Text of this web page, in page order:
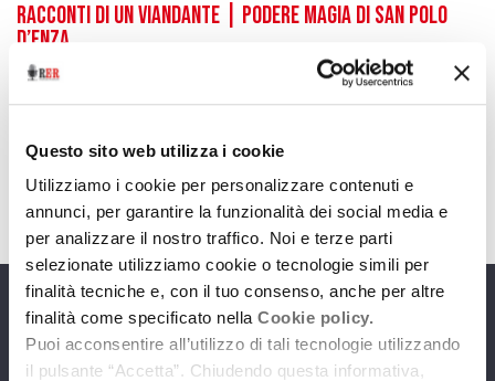
Questo sito web utilizza i cookie
Utilizziamo i cookie per personalizzare contenuti e
annunci, per garantire la funzionalità dei social media e
per analizzare il nostro traffico. Noi e terze parti
selezionate utilizziamo cookie o tecnologie simili per
finalità tecniche e, con il tuo consenso, anche per altre
finalità come specificato nella Cookie policy.
Puoi acconsentire all’utilizzo di tali tecnologie utilizzando
il pulsante “Accetta”. Chiudendo questa informativa,
Racconti di un viandante | Podere Magia di San Polo
D’Enza
15 maggio 2026
download
Programmi